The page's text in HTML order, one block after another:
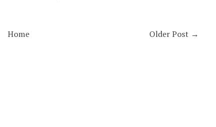
Older Post →
Home